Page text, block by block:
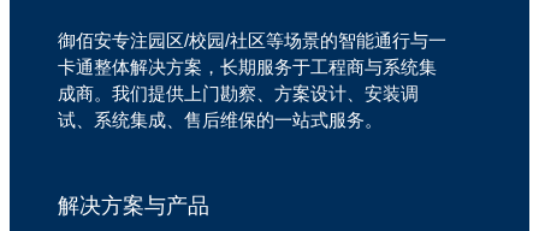
御佰安专注园区/校园/社区等场景的智能通行与一
卡通整体解决方案，长期服务于工程商与系统集
成商。我们提供上门勘察、方案设计、安装调
试、系统集成、售后维保的一站式服务。
解决方案与产品